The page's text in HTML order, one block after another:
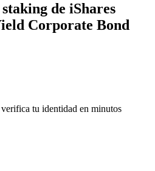
de iShares
Corporate Bond
tu identidad en minutos